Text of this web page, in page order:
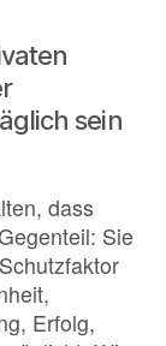
sein
dass
Sie
Erfolg,